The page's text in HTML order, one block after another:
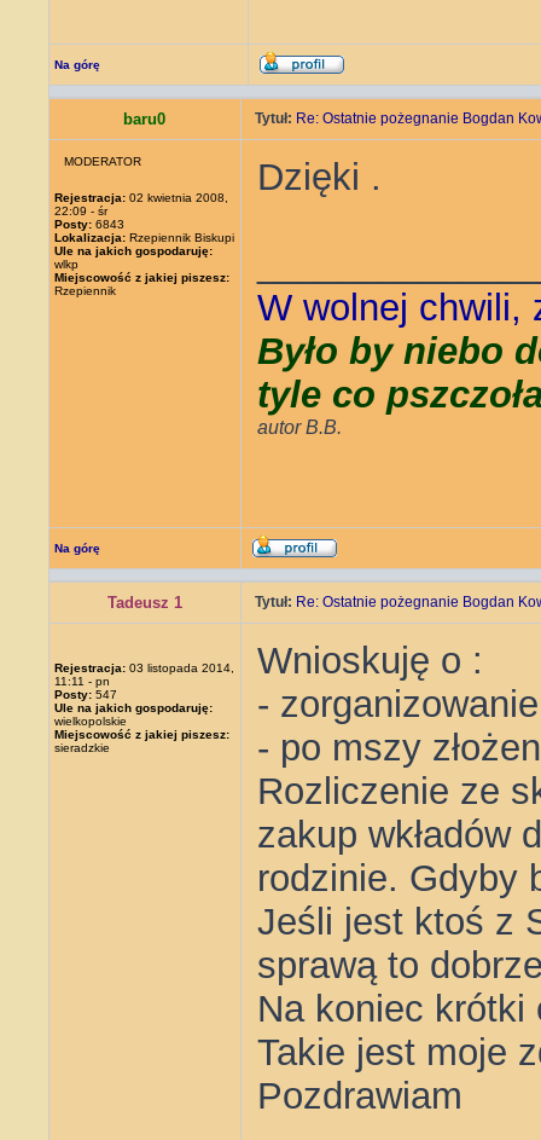
Na górę
baru0 Tytuł: Re: Ostatnie pożegnanie Bogdan
MODERATOR
Rejestracja: 02 kwietnia 2008,
22:09 - śr
Posty: 6843
Lokalizacja: Rzepiennik Biskupi
Ule na jakich gospodaruję:
wlkp
Miejscowość z jakiej piszesz:
Rzepiennik
Dzięki .
W wolnej chwili,
Było by niebo
tyle co
autor B.B.
Na górę
Tadeusz 1 Tytuł: Re: Ostatnie pożegnanie Bogdan
Rejestracja: 03 listopada 2014,
11:11 - pn
Posty: 547
Ule na jakich gospodaruję:
wielkopolskie
Miejscowość z jakiej piszesz:
sieradzkie
Wnioskuję o :
-
- po mszy
Rozliczenie ze
zakup wkładów
rodzinie. Gdyby
Jeśli jest ktoś z
sprawą to
Na koniec krótki
Takie jest moje
Pozdrawiam